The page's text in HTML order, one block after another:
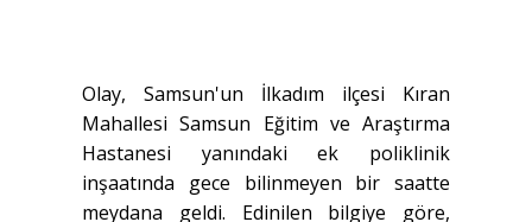
Olay, Samsun'un İlkadım ilçesi Kıran
Mahallesi Samsun Eğitim ve Araştırma
Hastanesi yanındaki ek poliklinik
inşaatında gece bilinmeyen bir saatte
meydana geldi. Edinilen bilgiye göre,